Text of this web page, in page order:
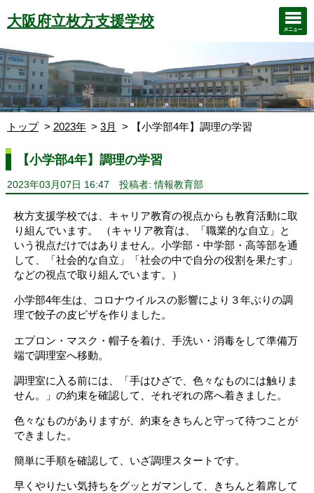
大阪府立枚方支援学校
トップ 2023年 3月 【小学部4年】調理の学習
【小学部4年】調理の学習
2023年03月07日 16:47 投稿者: 情報教育部
枚方支援学校では、キャリア教育の視点からも教育活動に取
り組んでいます。 （キャリア教育は、「職業的な自立」と
いう視点だけではありません。小学部・中学部・高等部を通
して、「社会的な自立」「社会の中で自分の役割を果たす」
などの視点で取り組んでいます。）
小学部4年生は、コロナウイルスの影響により３年ぶりの調
理で餃子の皮ピザを作りました。
エプロン・マスク・帽子を着け、手洗い・消毒をして準備万
端で調理室へ移動。
調理室に入る前には、「手はひざで、色々なものには触りま
せん。」の約束を確認して、それぞれの席へ着きました。
色々なものがありますが、約束をきちんと守って待つことが
できました。
簡単に手順を確認して、いざ調理スタートです。
早くやりたい気持ちをグッとガマンして、きちんと着席して